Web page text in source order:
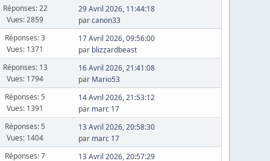
Réponses: 22
Vues: 2859
29 Avril 2026, 11:44:18
parcanon33
Réponses: 3
Vues: 1371
17 Avril 2026, 09:56:00
par blizzardbeast
Réponses: 13
Vues: 1794
16 Avril 2026, 21:41:08
par Mario53
Réponses: 5
Vues: 1391
14 Avril 2026, 21:53:12
par marc 17
Réponses: 5
Vues: 1404
13 Avril 2026, 20:58:30
par marc 17
Réponses: 7
13 Avril 2026, 20:57:29